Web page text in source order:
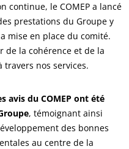
continue, le COMEP a lancé
prestations du Groupe y
mise en place du comité.
de la cohérence et de la
travers nos services.
avis du COMEP ont été
, témoignant ainsi
des bonnes
au centre de la